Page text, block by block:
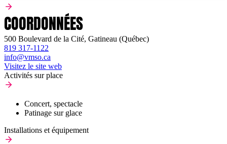
COORDONNÉES
500 Boulevard de la Cité, Gatineau (Québec)
819 317-1122
info@vmso.ca
Visitez le site web
Activités sur place
Concert, spectacle
Patinage sur glace
Installations et équipement